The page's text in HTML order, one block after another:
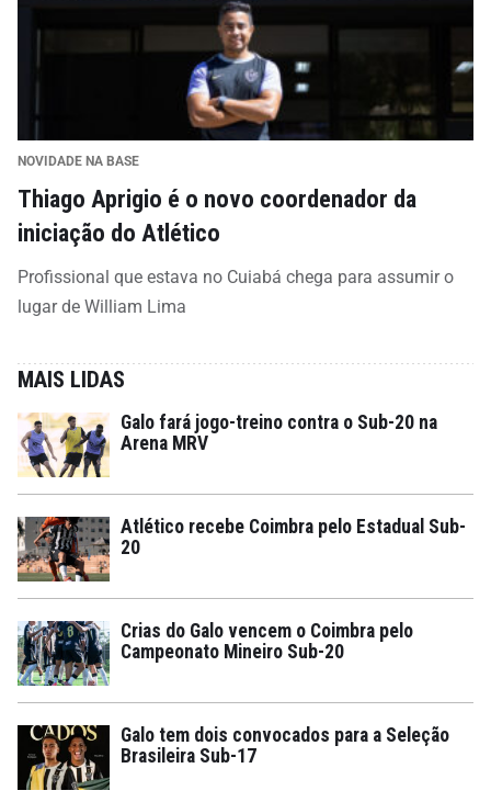
NOVIDADE NA BASE
Thiago Aprigio é o novo coordenador da
iniciação do Atlético
Profissional que estava no Cuiabá chega para assumir o
lugar de William Lima
MAIS LIDAS
Galo fará jogo-treino contra o Sub-20 na
Arena MRV
Atlético recebe Coimbra pelo Estadual Sub-
20
Crias do Galo vencem o Coimbra pelo
Campeonato Mineiro Sub-20
Galo tem dois convocados para a Seleção
Brasileira Sub-17